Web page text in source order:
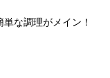
な調理がメイン！